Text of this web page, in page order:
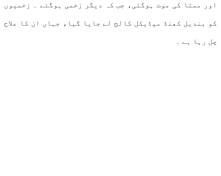
اور ممتا کی موت ہوگئی، جب کہ دیگر زخمی ہوگئے ۔ زخمیوں
کو بندیل کھنڈ میڈیکل کالج لے جایا گیا، جہاں ان کا علاج
چل رہا ہے ۔